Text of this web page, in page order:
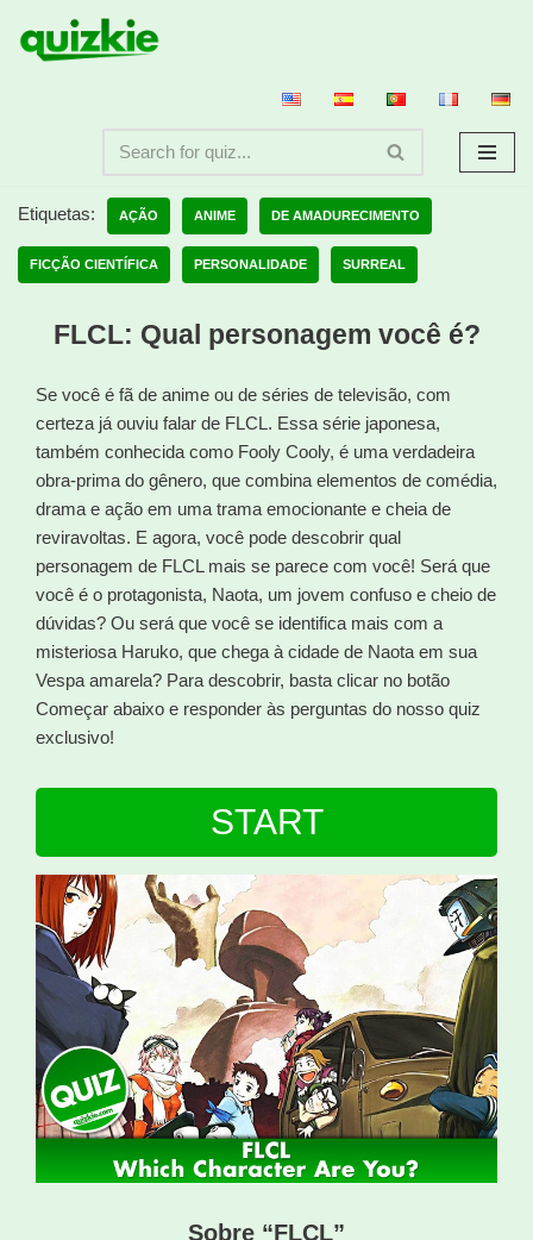
Avançar
Etiquetas: AÇÃO ANIME DE AMADURECIMENTO
FICÇÃO CIENTÍFICA PERSONALIDADE SURREAL
FLCL: Qual personagem você é?
Se você é fã de anime ou de séries de televisão, com
certeza já ouviu falar de FLCL. Essa série japonesa,
também conhecida como Fooly Cooly, é uma verdadeira
obra-prima do gênero, que combina elementos de comédia,
drama e ação em uma trama emocionante e cheia de
reviravoltas. E agora, você pode descobrir qual
personagem de FLCL mais se parece com você! Será que
você é o protagonista, Naota, um jovem confuso e cheio de
dúvidas? Ou será que você se identifica mais com a
misteriosa Haruko, que chega à cidade de Naota em sua
Vespa amarela? Para descobrir, basta clicar no botão
Começar abaixo e responder às perguntas do nosso quiz
exclusivo!
START
Sobre “FLCL”